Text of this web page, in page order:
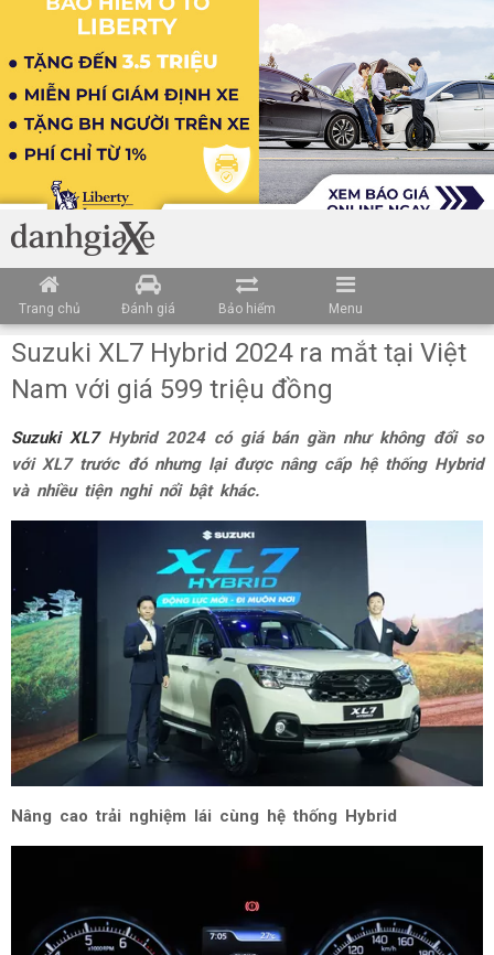
Trang chủ Đánh giá Bảo hiểm Menu
Suzuki XL7 Hybrid 2024 ra mắt tại Việt
Nam với giá 599 triệu đồng
Suzuki XL7Hybrid 2024 có giá bán gần như không đổi so
với XL7 trước đó nhưng lại được nâng cấp hệ thống Hybrid
và nhiều tiện nghi nổi bật khác.
Nâng cao trải nghiệm lái cùng hệ thống Hybrid